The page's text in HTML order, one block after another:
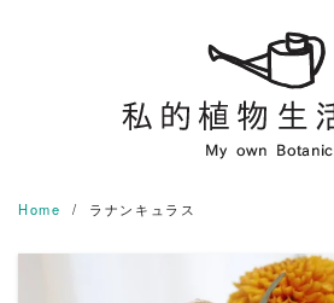
Home ラナンキュラス